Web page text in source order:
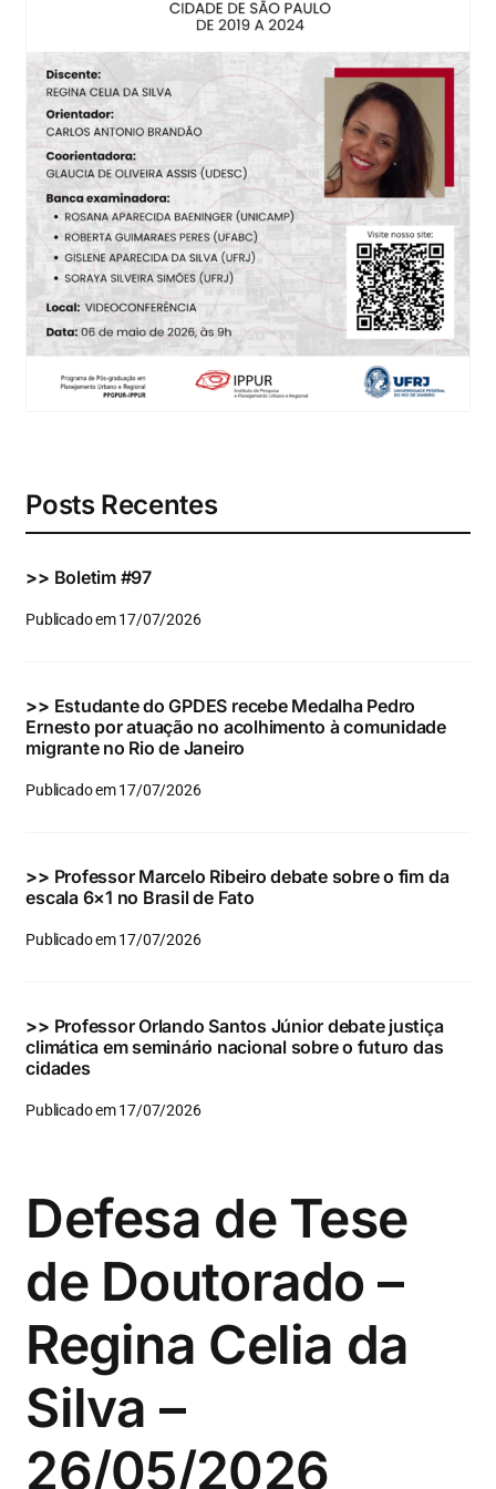
Eventos e Certificados
Comunicação
Buscar
resultados
para:
Posts Recentes
>> Boletim #97
Publicado em 17/07/2026
>> Estudante do GPDES recebe Medalha Pedro
Ernesto por atuação no acolhimento à comunidade
migrante no Rio de Janeiro
Publicado em 17/07/2026
>> Professor Marcelo Ribeiro debate sobre o fim da
escala 6×1 no Brasil de Fato
Publicado em 17/07/2026
>> Professor Orlando Santos Júnior debate justiça
climática em seminário nacional sobre o futuro das
cidades
Publicado em 17/07/2026
Defesa de Tese
de Doutorado –
Regina Celia da
Silva –
26/05/2026